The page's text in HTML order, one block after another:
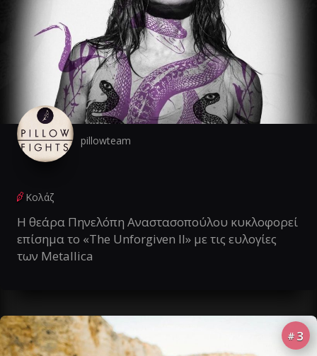
pillowteam
Κολάζ
Η θεάρα Πηνελόπη Αναστασοπούλου κυκλοφορεί
επίσημα το «The Unforgiven II» με τις ευλογίες
των Metallica
# 3